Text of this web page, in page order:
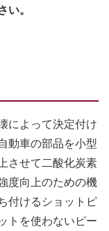
い。
によって決定付け
動車の部品を小型
させて二酸化炭素
度向上のための機
付けるショットピ
トを使わないピー